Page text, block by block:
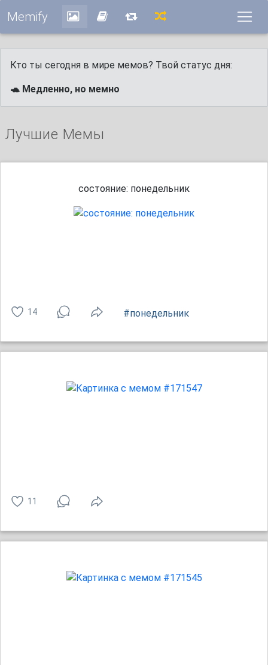
Memify
Кто ты сегодня в мире мемов? Твой статус дня:
🐢 Медленно, но мемно
Лучшие Мемы
состояние: понедельник
14 #понедельник
11